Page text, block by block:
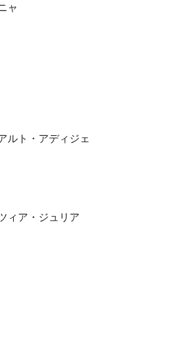
ャ
ルト・アディジェ
ィア・ジュリア